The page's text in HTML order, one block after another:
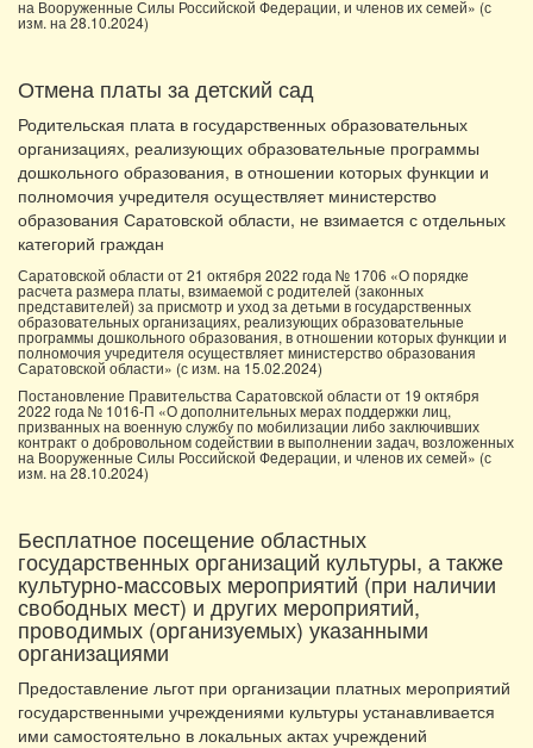
на Вооруженные Силы Российской Федерации, и членов их семей» (с
изм. на 28.10.2024)
Отмена платы за детский сад
Родительская плата в государственных образовательных
организациях, реализующих образовательные программы
дошкольного образования, в отношении которых функции и
полномочия учредителя осуществляет министерство
образования Саратовской области, не взимается с отдельных
категорий граждан
Саратовской области от 21 октября 2022 года № 1706 «О порядке
расчета размера платы, взимаемой с родителей (законных
представителей) за присмотр и уход за детьми в государственных
образовательных организациях, реализующих образовательные
программы дошкольного образования, в отношении которых функции и
полномочия учредителя осуществляет министерство образования
Саратовской области» (с изм. на 15.02.2024)
Постановление Правительства Саратовской области от 19 октября
2022 года № 1016-П «О дополнительных мерах поддержки лиц,
призванных на военную службу по мобилизации либо заключивших
контракт о добровольном содействии в выполнении задач, возложенных
на Вооруженные Силы Российской Федерации, и членов их семей» (с
изм. на 28.10.2024)
Бесплатное посещение областных
государственных организаций культуры, а также
культурно-массовых мероприятий (при наличии
свободных мест) и других мероприятий,
проводимых (организуемых) указанными
организациями
Предоставление льгот при организации платных мероприятий
государственными учреждениями культуры устанавливается
ими самостоятельно в локальных актах учреждений